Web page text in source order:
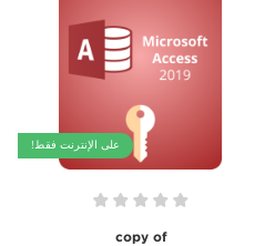
على الإنترنت فقط!
copy of